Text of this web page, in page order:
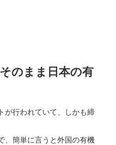
のまま日本の有
行われていて、しかも締
簡単に言うと外国の有機